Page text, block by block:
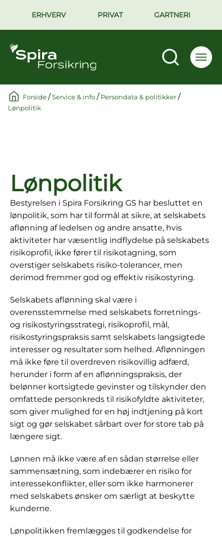
ERHVERV PRIVAT GARTNERI
Forside/Service & info/ Persondata & politikker/
Lønpolitik
Lønpolitik
Bestyrelsen i Spira Forsikring GS har besluttet en
lønpolitik, som har til formål at sikre, at selskabets
aflønning af ledelsen og andre ansatte, hvis
aktiviteter har væsentlig indflydelse på selskabets
risikoprofil, ikke fører til risikotagning, som
overstiger selskabets risiko-tolerancer, men
derimod fremmer god og effektiv risikostyring.
Selskabets aflønning skal være i
overensstemmelse med selskabets forretnings-
og risikostyringsstrategi, risikoprofil, mål,
risikostyringspraksis samt selskabets langsigtede
interesser og resultater som helhed. Aflønningen
må ikke føre til overdreven risikovillig adfærd,
herunder i form af en aflønningspraksis, der
belønner kortsigtede gevinster og tilskynder den
omfattede personkreds til risikofyldte aktiviteter,
som giver mulighed for en høj indtjening på kort
sigt og gør selskabet sårbart over for store tab på
længere sigt.
Lønnen må ikke være af en sådan størrelse eller
sammensætning, som indebærer en risiko for
interessekonflikter, eller som ikke harmonerer
med selskabets ønsker om særligt at beskytte
kunderne.
Lønpolitikken fremlægges til godkendelse for